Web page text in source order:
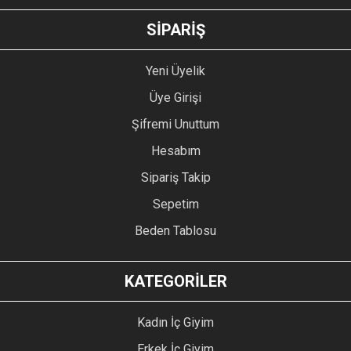
GÖNDER
SİPARİŞ
Yeni Üyelik
Üye Girişi
Şifremi Unuttum
Hesabım
Sipariş Takip
Sepetim
Beden Tablosu
KATEGORİLER
Kadın İç Giyim